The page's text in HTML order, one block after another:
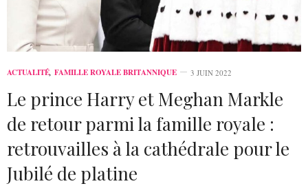
ACTUALITÉ, FAMILLE ROYALE BRITANNIQUE 3 JUIN 2022
Le prince Harry et Meghan Markle
de retour parmi la famille royale :
retrouvailles à la cathédrale pour le
Jubilé de platine